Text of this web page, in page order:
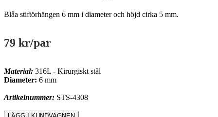
Blåa stiftörhängen 6 mm i diameter och höjd cirka 5 mm.
79 kr/par
Material: 316L - Kirurgiskt stål
Diameter: 6 mm
Artikelnummer: STS-4308